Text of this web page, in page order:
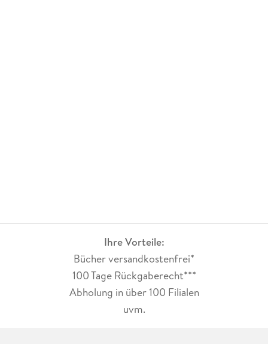
Ihre Vorteile:
Bücher versandkostenfrei*
100 Tage Rückgaberecht***
Abholung in über 100 Filialen
uvm.